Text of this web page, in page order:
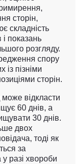
сторін,
складність
і показань
розгляду.
спору
із пізніми
сторін.
може відкласти
60 днів, а
30 днів.
двох
тоді як
за
разі хвороби